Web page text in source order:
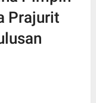
Prajurit